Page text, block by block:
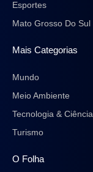
Esportes
Mato Grosso Do Sul
Mais Categorias
Mundo
Meio Ambiente
Tecnologia & Ciência
Turismo
O Folha